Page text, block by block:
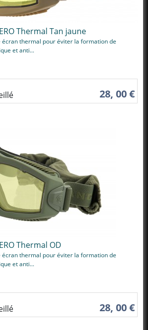
Thermal Tan jaune
écran thermal pour éviter la formation de
et anti...
28, 00 €
Thermal OD
écran thermal pour éviter la formation de
et anti...
28, 00 €